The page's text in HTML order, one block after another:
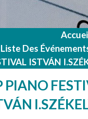
Liste Des
ISTVÁN
PIANO